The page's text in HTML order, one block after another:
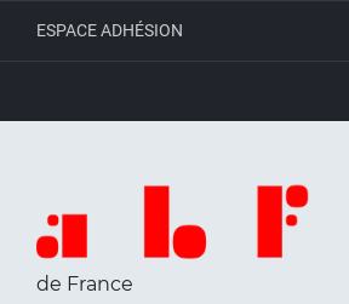
ESPACE ADHÉSION
de France